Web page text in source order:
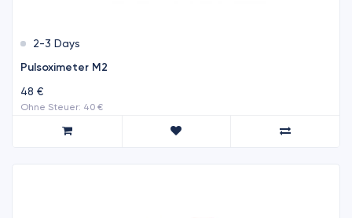
2-3 Days
Pulsoximeter M2
48 €
Ohne Steuer: 40 €